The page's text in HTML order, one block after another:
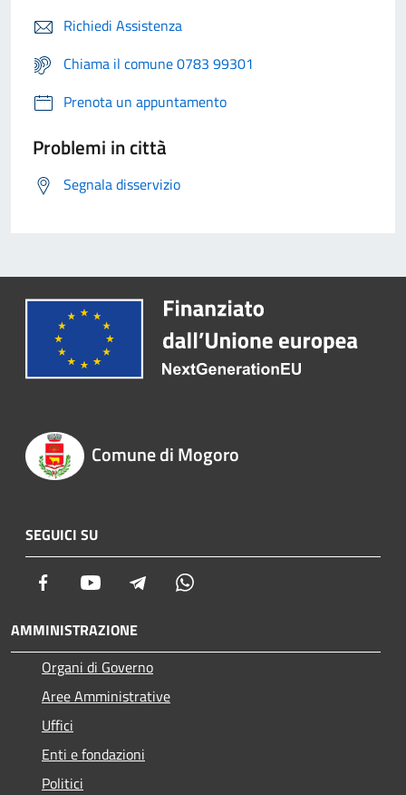
Richiedi Assistenza
Chiama il comune 0783 99301
Prenota un appuntamento
Problemi in città
Segnala disservizio
Comune di Mogoro
SEGUICI SU
Facebook Youtube Telegram
AMMINISTRAZIONE
Organi di Governo
Aree Amministrative
Uffici
Enti e fondazioni
Politici